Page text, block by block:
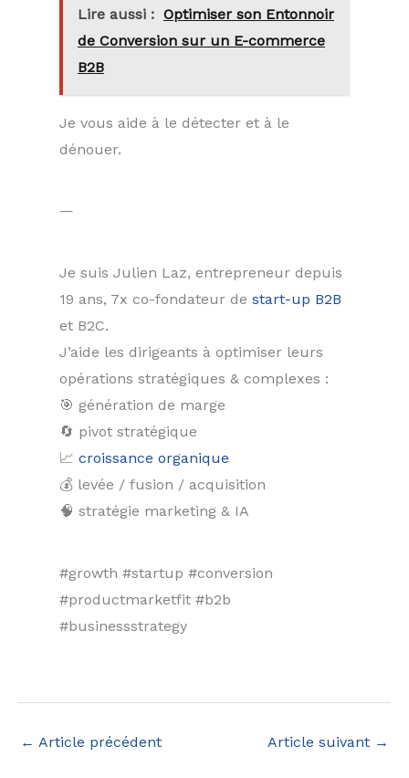
Lire aussi : Optimiser son Entonnoir
de Conversion sur un E-commerce
B2B
Je vous aide à le détecter et à le
dénouer.
—
Je suis Julien Laz, entrepreneur depuis
19 ans, 7x co-fondateur de start-up B2B
et B2C.
J’aide les dirigeants à optimiser leurs
opérations stratégiques & complexes :
🎯 génération de marge
🔄 pivot stratégique
📈 croissance organique
💰 levée / fusion / acquisition
🧠 stratégie marketing & IA
#growth #startup #conversion
#productmarketfit #b2b
#businessstrategy
← Article précédent Article suivant →